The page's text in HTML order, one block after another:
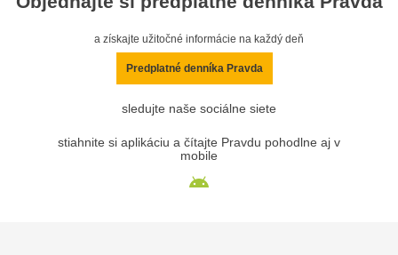
a získajte užitočné informácie na každý deň
Predplatné denníka Pravda
sledujte naše sociálne siete
stiahnite si aplikáciu a čítajte Pravdu pohodlne aj v
mobile